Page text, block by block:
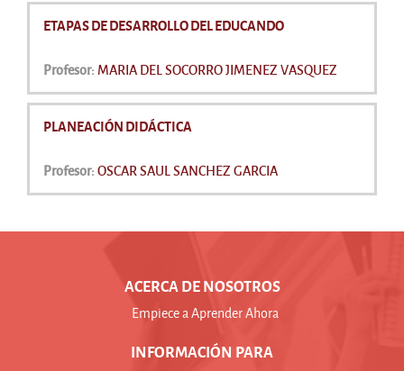
ETAPAS DE DESARROLLO DEL EDUCANDO
Profesor: MARIA DEL SOCORRO JIMENEZ VASQUEZ
PLANEACIÓN DIDÁCTICA
Profesor: OSCAR SAUL SANCHEZ GARCIA
ACERCA DE NOSOTROS
Empiece a Aprender Ahora
INFORMACIÓN PARA